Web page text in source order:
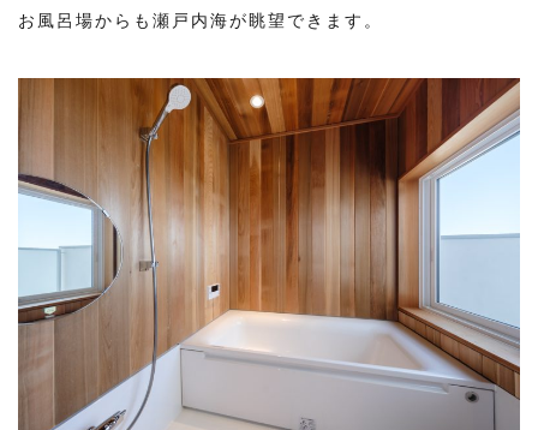
お風呂場からも瀬戸内海が眺望できます。